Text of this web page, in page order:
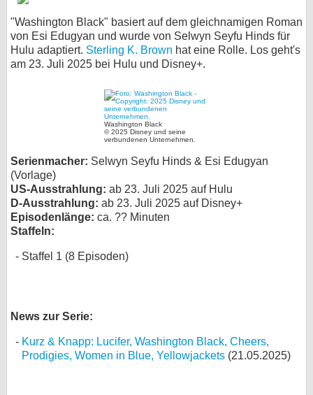
"Washington Black" basiert auf dem gleichnamigen Roman
von Esi Edugyan und wurde von Selwyn Seyfu Hinds für
Hulu adaptiert. Sterling K. Brown hat eine Rolle. Los geht's
am 23. Juli 2025 bei Hulu und Disney+.
Washington Black
© 2025 Disney und seine
verbundenen Unternehmen.
Serienmacher: Selwyn Seyfu Hinds & Esi Edugyan
(Vorlage)
US-Ausstrahlung: ab 23. Juli 2025 auf Hulu
D-Ausstrahlung: ab 23. Juli 2025 auf Disney+
Episodenlänge: ca. ?? Minuten
Staffeln:
Staffel 1 (8 Episoden)
News zur Serie:
Kurz & Knapp: Lucifer, Washington Black, Cheers,
Prodigies, Women in Blue, Yellowjackets (21.05.2025)
Specials
SERVICE
Gewinnspiele
Forum
bei X
bei Facebook
Kontakt
Desktop-Ansicht